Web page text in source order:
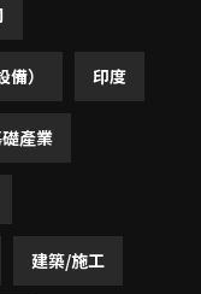
） 印度
產業
建築/施工